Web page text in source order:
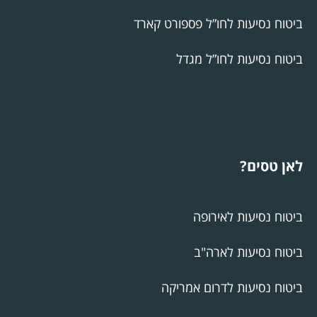
ביטוח נסיעות לחו”ל פספורט קארד
ביטוח נסיעות לחו”ל מגדל
לאן טסים?
ביטוח נסיעות לאירופה
ביטוח נסיעות לארה"ב
ביטוח נסיעות לדרום אמריקה